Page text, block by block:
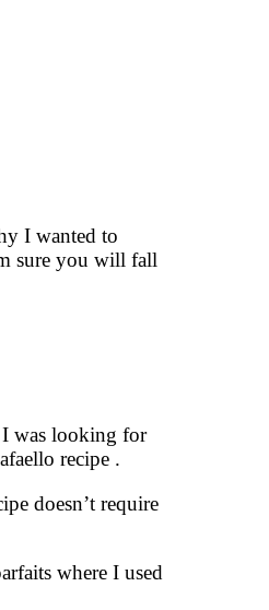
I wanted to
sure you will fall
I was looking for
recipe .
doesn’t require
where I used